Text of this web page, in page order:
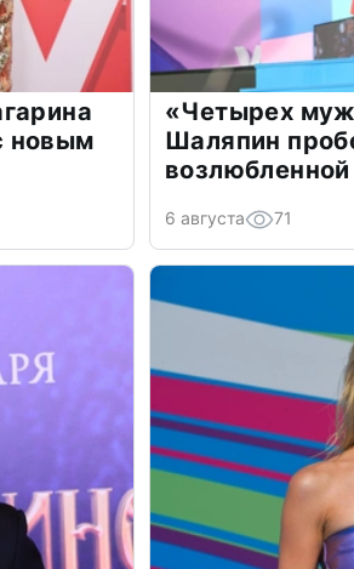
новым
«Четырех
Шаляпин
возлюбленной
6 августа 71